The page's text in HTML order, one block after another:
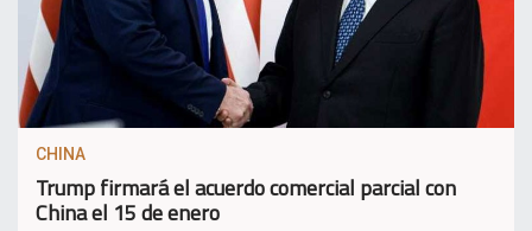
CHINA
Trump firmará el acuerdo comercial parcial con
China el 15 de enero